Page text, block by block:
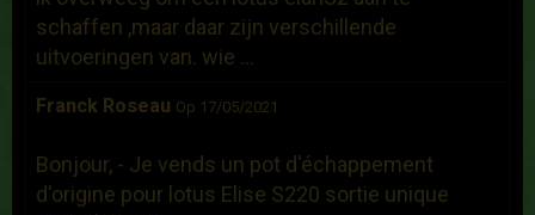
schaffen ,maar daar zijn verschillende
uitvoeringen van. wie ...
Franck Roseau Op 17/05/2021
Bonjour, - Je vends un pot d'échappement
d'origine pour lotus Elise S220 sortie unique